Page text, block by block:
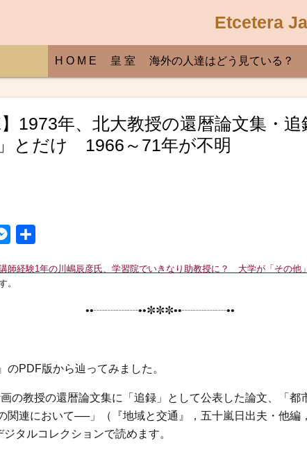
Etcetera
H O M E 皇 室 海外の人達はどう見ている？
】1973年、北大教授の還暦論文集・
とだけ 1966～71年が不明
s
e
師経験1年の川嶋辰彦氏、学習院でいきなり助教授に？ 大学が「その他
。
••┈┈┈┈••✼✼✼••┈┈┈┈••
PDF版から辿ってみました。
の教授の還暦論文集に「追録」として公表した論文、「都
関連において──」（『地域と交通』，五十嵐日出夫・他編
タルコレクションで読めます。